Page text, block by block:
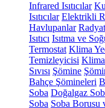
Infrared Isıtıcılar
Isıtıcılar Elektrikli
Havlupanlar
Isıtıcı Isıtma ve
Termostat Klima
Temizleyicisi
Sıvısı Şömine
Bahçe Şömineleri
Soba Doğalgaz
Soba Soba Borusu